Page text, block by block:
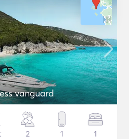
vanguard
2 1 1